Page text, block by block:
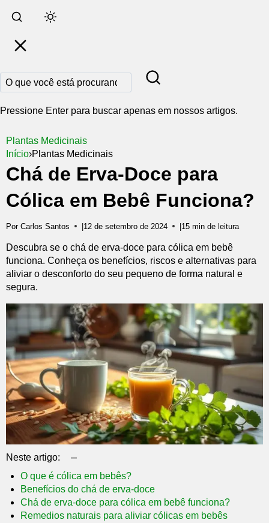
Pular
para
conteúdo
principal
Pressione Enter para buscar apenas em nossos artigos.
Plantas Medicinais
Início›Plantas Medicinais
Chá de Erva-Doce para
Cólica em Bebê Funciona?
Por Carlos Santos |12 de setembro de 2024 |15 min de leitura
Descubra se o chá de erva-doce para cólica em bebê
funciona. Conheça os benefícios, riscos e alternativas para
aliviar o desconforto do seu pequeno de forma natural e
segura.
Neste artigo: –
O que é cólica em bebês?
Benefícios do chá de erva-doce
Chá de erva-doce para cólica em bebê funciona?
Remedios naturais para aliviar cólicas em bebês